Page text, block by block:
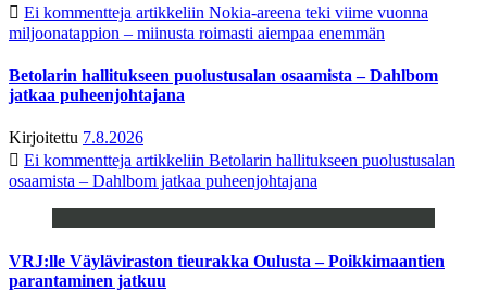
Ei kommentteja artikkeliin Nokia-areena teki viime vuonna
miljoonatappion – miinusta roimasti aiempaa enemmän
Betolarin hallitukseen puolustusalan osaamista – Dahlbom
jatkaa puheenjohtajana
Kirjoitettu 7.8.2026
Ei kommentteja artikkeliin Betolarin hallitukseen puolustusalan
osaamista – Dahlbom jatkaa puheenjohtajana
VRJ:lle Väyläviraston tieurakka Oulusta – Poikkimaantien
parantaminen jatkuu